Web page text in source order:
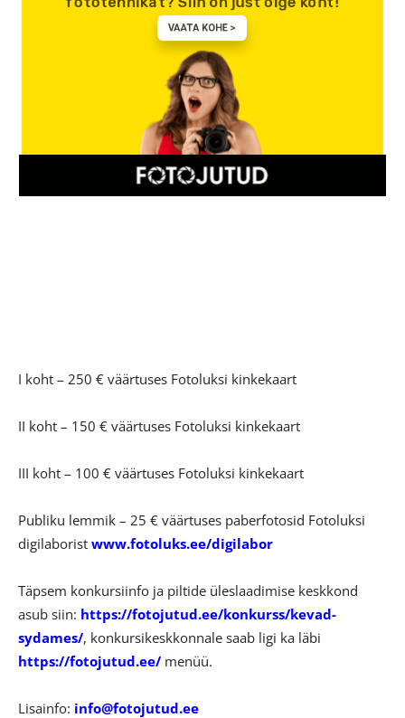
I koht – 250 € väärtuses Fotoluksi kinkekaart
II koht – 150 € väärtuses Fotoluksi kinkekaart
III koht – 100 € väärtuses Fotoluksi kinkekaart
Publiku lemmik – 25 € väärtuses paberfotosid Fotoluksi
digilaborist www.fotoluks.ee/digilabor
Täpsem konkursiinfo ja piltide üleslaadimise keskkond
asub siin: https://fotojutud.ee/konkurss/kevad-
sydames/, konkursikeskkonnale saab ligi ka läbi
https://fotojutud.ee/ menüü.
Lisainfo: info@fotojutud.ee